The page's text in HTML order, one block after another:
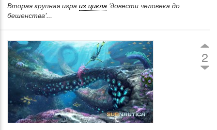
Вторая крупная игра из цикла 'довести человека до
бешенства'...
2